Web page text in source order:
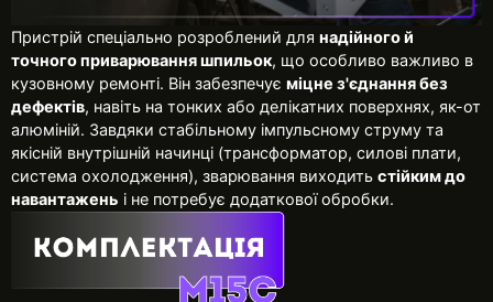
Пристрій спеціально розроблений для надійного й
точного приварювання шпильок, що особливо важливо в
кузовному ремонті. Він забезпечує міцне з'єднання без
дефектів, навіть на тонких або делікатних поверхнях, як-от
алюміній. Завдяки стабільному імпульсному струму та
якісній внутрішній начинці (трансформатор, силові плати,
система охолодження), зварювання виходить стійким до
навантажень і не потребує додаткової обробки.